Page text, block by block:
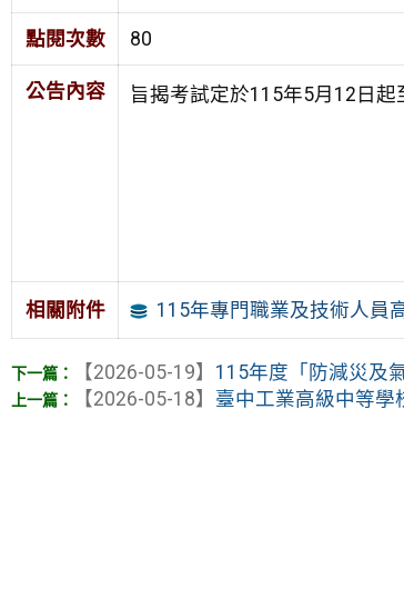
點閱次數 80
公告內容 旨揭考試定於115年5月12日
相關附件 115年專門職業及技術人員
【2026-05-19】 115年度「防減災及
【2026-05-18】 臺中工業高級中等學